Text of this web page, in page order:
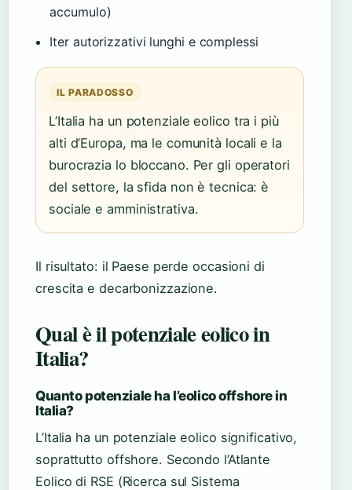
accumulo)
Iter autorizzativi lunghi e complessi
IL PARADOSSO
L’Italia ha un potenziale eolico tra i più
alti d’Europa, ma le comunità locali e la
burocrazia lo bloccano. Per gli operatori
del settore, la sfida non è tecnica: è
sociale e amministrativa.
Il risultato: il Paese perde occasioni di
crescita e decarbonizzazione.
Qual è il potenziale eolico in
Italia?
Quanto potenziale ha l’eolico offshore in
Italia?
L’Italia ha un potenziale eolico significativo,
soprattutto offshore. Secondo l’Atlante
Eolico di RSE (Ricerca sul Sistema